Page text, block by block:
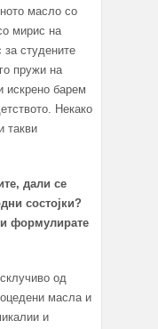
масло со
мирис на
студените
пружи на
искрено барем
Некако
такви
дали се
состојки?
формулирате
од
масла и
и